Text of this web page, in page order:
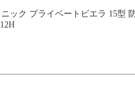
ニック プライベートビエラ 15型